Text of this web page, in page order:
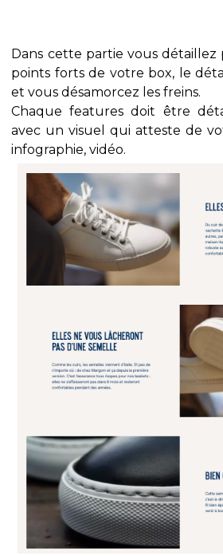
Dans cette partie vous
points forts de votre box, le
et vous désamorcez les freins.
Chaque features doit être
avec un visuel qui atteste de
infographie, vidéo.